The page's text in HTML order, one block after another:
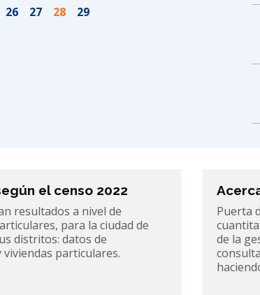
26 27 28
29
el censo 2022
resultados a nivel de
para la ciudad de
distritos: datos de
viviendas particulares.
Puerta
de la